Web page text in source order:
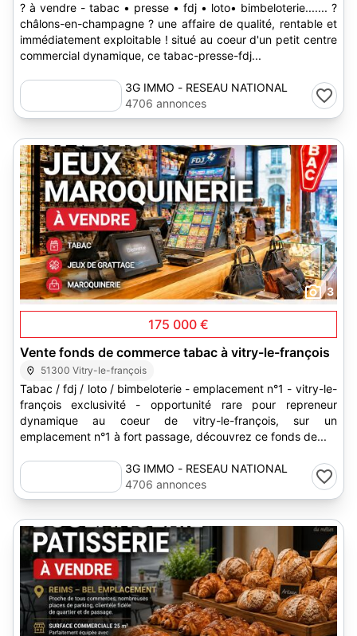
? à vendre - tabac • presse • fdj • loto• bimbeloterie....... ?
châlons-en-champagne ? une affaire de qualité, rentable et
immédiatement exploitable ! situé au coeur d'un petit centre
commercial dynamique, ce tabac-presse-fdj...
3G IMMO - RESEAU NATIONAL
4706 annonces
3
175 000 €
Vente fonds de commerce tabac à vitry-le-françois
51300 Vitry-le-françois
Tabac / fdj / loto / bimbeloterie - emplacement n°1 - vitry-le-
françois exclusivité - opportunité rare pour repreneur
dynamique au coeur de vitry-le-françois, sur un
emplacement n°1 à fort passage, découvrez ce fonds de...
3G IMMO - RESEAU NATIONAL
4706 annonces